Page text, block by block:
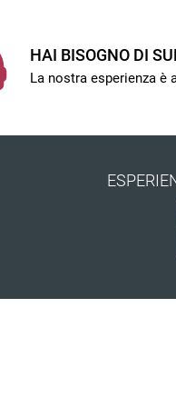
HAI BISOGNO DI
La nostra esperienza è